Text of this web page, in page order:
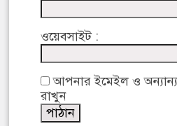
ওয়েবসাইট :
আপনার ইমেইল ও
রাখুন